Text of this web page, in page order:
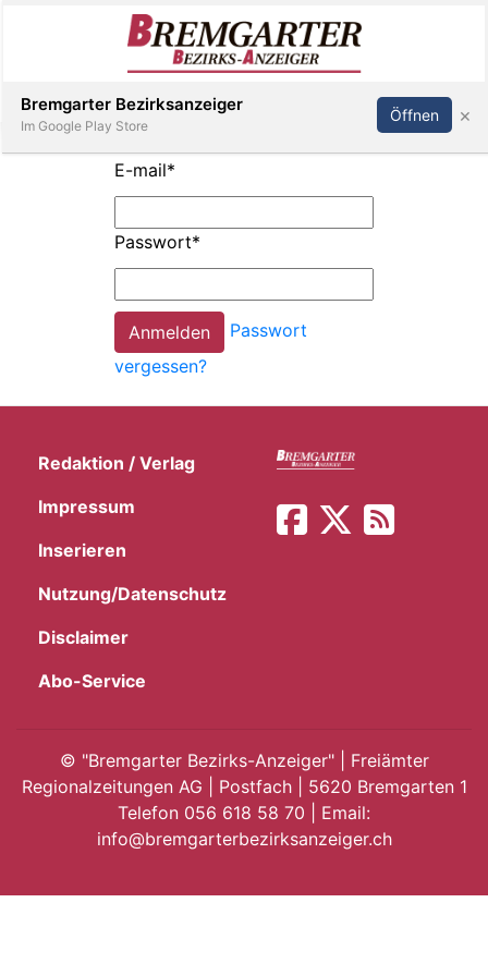
E-
App
Inserieren Abonnieren Anmelden
E-mail*
Passwort*
Passwort
vergessen?
Redaktion / Verlag
Impressum
Inserieren
Nutzung/Datenschutz
Disclaimer
Abo-Service
© "Bremgarter Bezirks-Anzeiger" | Freiämter
Regionalzeitungen AG | Postfach | 5620 Bremgarten 1
Telefon 056 618 58 70 | Email:
info@bremgarterbezirksanzeiger.ch
Bremgarter Bezirksanzeiger
Im Google Play Store
Öffnen ×